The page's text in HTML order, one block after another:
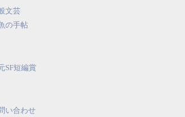
文芸
の手帖
SF短編賞
い合わせ